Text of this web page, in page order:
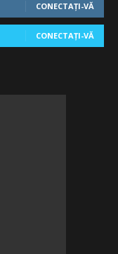
CONECTAȚI-VĂ
CONECTAȚI-VĂ